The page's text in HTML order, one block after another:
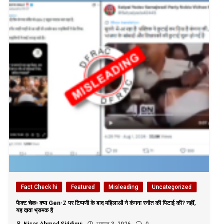
Fact Check hi Featured Misleading Uncategorized
फैक्ट चेकः क्या Gen-Z पर टिप्पणी के बाद महिलाओं ने कंगना रनौत की पिटाई की? नहीं,
यह दावा भ्रामक है